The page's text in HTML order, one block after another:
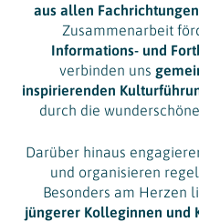
aus allen Fachrichtungen
Zusammenarbeit
Informations- und
verbinden uns
inspirierenden
durch die
Darüber hinaus
und organisieren
Besonders am Herzen
jüngerer Kolleginnen und